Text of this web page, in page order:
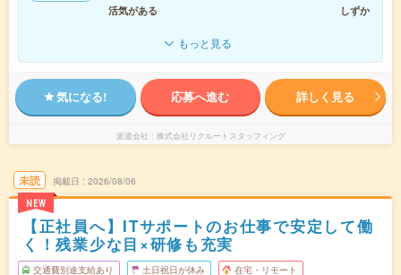
活気がある
しずか
もっと見る
気になる! 応募へ進む 詳しく見る
派遣会社 株式会社リクルートスタッフィング
未読
NEW
掲載日 2026/08/06
【正社員へ】ITサポートのお仕事で安定して働
く！残業少な目×研修も充実
交通費別途支給あり 土日祝日が休み 在宅・リモート